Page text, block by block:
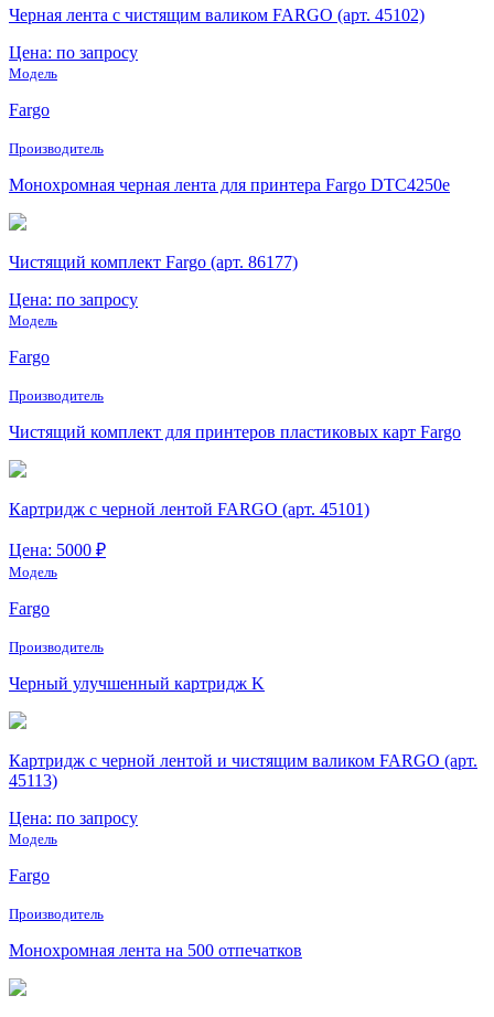
Черная лента с чистящим валиком FARGO (арт. 45102)
Цена: по запросу
Модель
Fargo
Производитель
Монохромная черная лента для принтера Fargo DTC4250e
Чистящий комплект Fargo (арт. 86177)
Цена: по запросу
Модель
Fargo
Производитель
Чистящий комплект для принтеров пластиковых карт Fargo
Картридж с черной лентой FARGO (арт. 45101)
Цена: 5000 ₽
Модель
Fargo
Производитель
Черный улучшенный картридж K
Картридж с черной лентой и чистящим валиком FARGO (арт.
45113)
Цена: по запросу
Модель
Fargo
Производитель
Монохромная лента на 500 отпечатков